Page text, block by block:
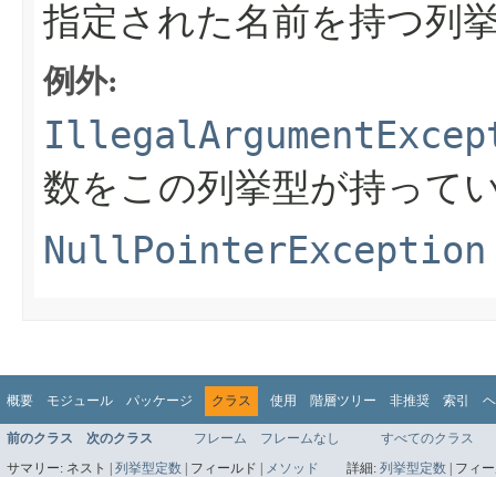
指定された名前を持つ列
例外:
数をこの列挙型が持って
NullPointerException
概要 モジュール パッケージ クラス 使用 階層ツリー 非推奨 索引
前のクラス 次のクラス フレーム フレームなし
すべてのクラス
サマリー: ネスト | 列挙型定数 | フィールド | メソッド 詳細: 列挙型定数 | フィ